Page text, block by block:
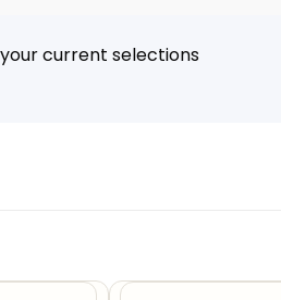
current selections